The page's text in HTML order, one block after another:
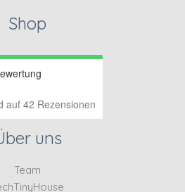
Shop
auf 42 Rezensionen
uns
Team